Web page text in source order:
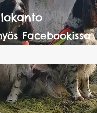
Facebookissa